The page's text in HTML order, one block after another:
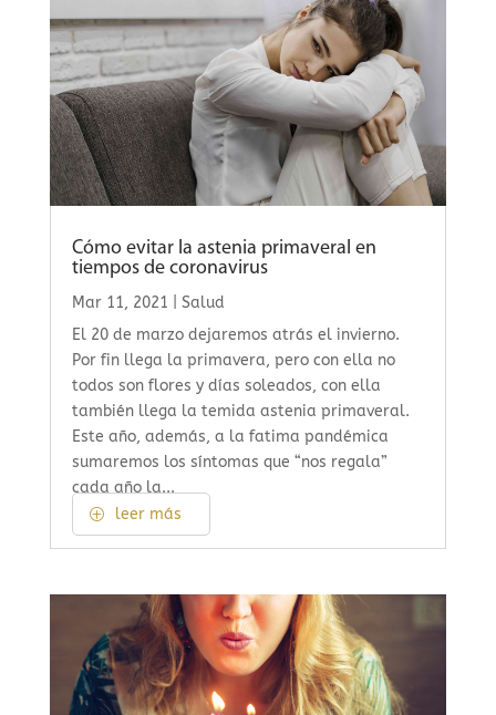
Cómo evitar la astenia primaveral en
tiempos de coronavirus
Mar 11, 2021
Salud
El 20 de marzo dejaremos atrás el invierno.
Por fin llega la primavera, pero con ella no
todos son flores y días soleados, con ella
también llega la temida astenia primaveral.
Este año, además, a la fatima pandémica
sumaremos los síntomas que “nos regala”
cada año la...
leer más